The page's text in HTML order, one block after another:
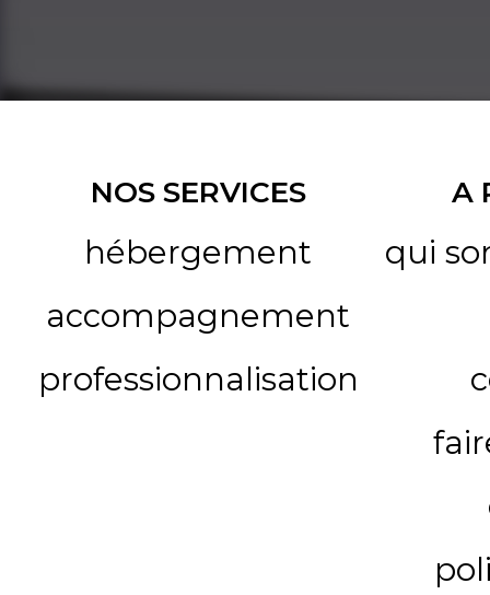
NOS SERVICES
hébergement
accompagnement
professionnalisation
A
qui